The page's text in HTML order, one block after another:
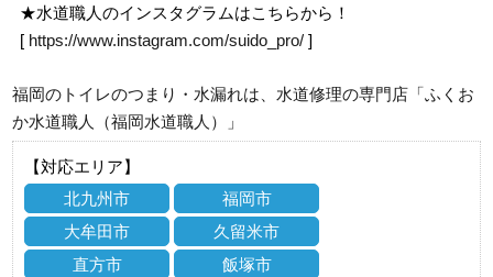
★水道職人のインスタグラムはこちらから！
[ https://www.instagram.com/suido_pro/ ]
福岡のトイレのつまり・水漏れは、水道修理の専門店「ふくお
か水道職人（福岡水道職人）」
【対応エリア】
北九州市
福岡市
大牟田市
久留米市
直方市
飯塚市